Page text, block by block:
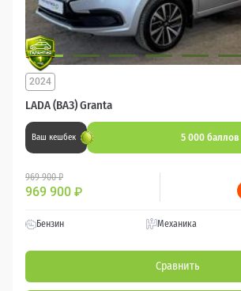
LADA (ВАЗ) Granta
2024
Ваш кешбек 5 000 баллов
969 900 ₽
969 900 ₽
Бензин Механика
Сравнить